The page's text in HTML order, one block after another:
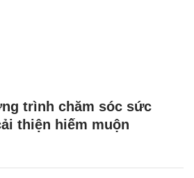
trình chăm sóc sức
thiện hiếm muộn